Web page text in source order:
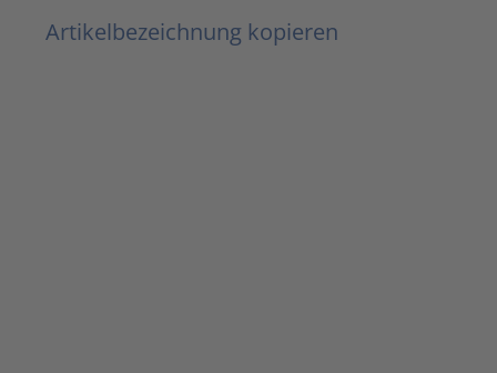
Artikelbezeichnung kopieren